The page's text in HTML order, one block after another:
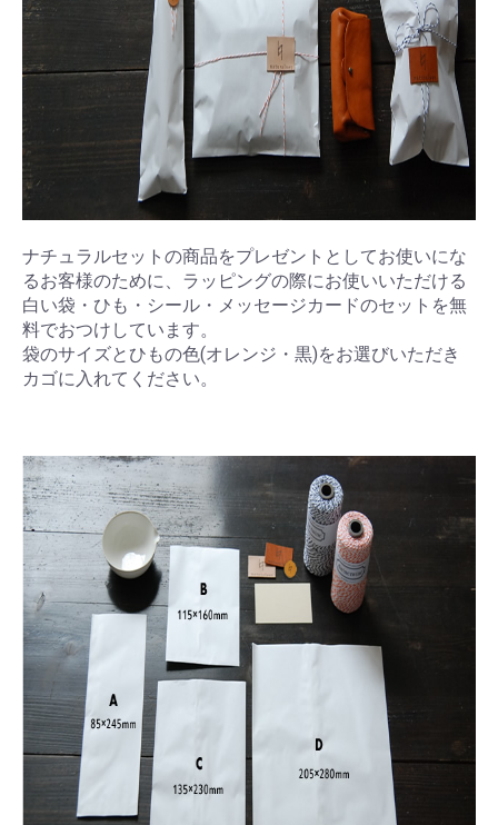
ナチュラルセットの商品をプレゼントとしてお使いにな
るお客様のために、ラッピングの際にお使いいただける
白い袋・ひも・シール・メッセージカードのセットを無
料でおつけしています。
袋のサイズとひもの色(オレンジ・黒)をお選びいただき
カゴに入れてください。